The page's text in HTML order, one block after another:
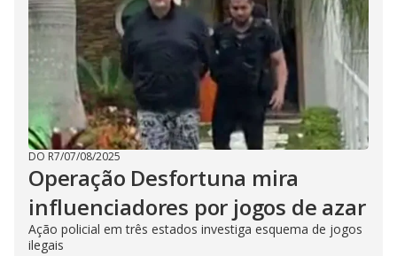
DO R7/07/08/2025
Operação Desfortuna mira
influenciadores por jogos de azar
Ação policial em três estados investiga esquema de jogos
ilegais